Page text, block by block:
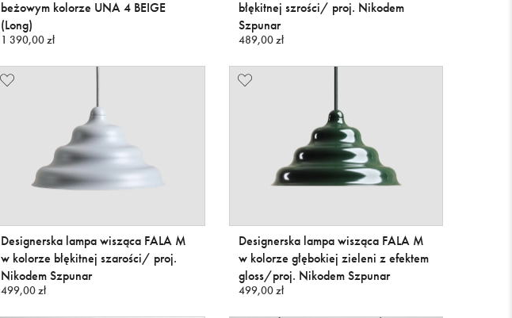
beżowym kolorze UNA 4 BEIGE
(Long)
1 390,00 zł
błękitnej szrości/ proj. Nikodem
Szpunar
489,00 zł
Designerska lampa wisząca FALA M
w kolorze błękitnej szarości/ proj.
Nikodem Szpunar
499,00 zł
Designerska lampa wisząca FALA M
w kolorze głębokiej zieleni z efektem
gloss/proj. Nikodem Szpunar
499,00 zł